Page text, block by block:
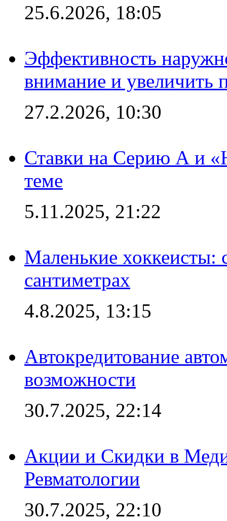
25.6.2026, 18:05
Эффективность
внимание и увеличить
27.2.2026, 10:30
Ставки на Серию А и
теме
5.11.2025, 21:22
Маленькие хоккеисты:
сантиметрах
4.8.2025, 13:15
Автокредитование
возможности
30.7.2025, 22:14
Акции и Скидки в
Ревматологии
30.7.2025, 22:10